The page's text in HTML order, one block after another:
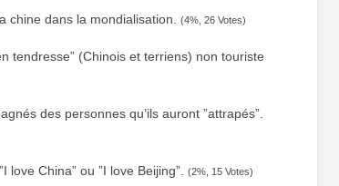
chine dans la mondialisation. (4%, 26 Votes)
ten­dresse” (Chi­nois et ter­riens) non touriste
des per­sonnes qu’ils auront ”attrapés”.
China” ou ”I love Beijing”. (2%, 15 Votes)